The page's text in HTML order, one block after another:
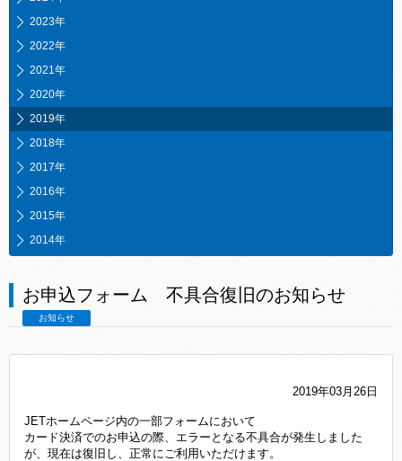
2023年
2022年
2021年
2020年
2019年
2018年
2017年
2016年
2015年
2014年
お申込フォーム 不具合復旧のお知らせ
お知らせ
2019年03月26日
JETホームページ内の一部フォームにおいて
カード決済でのお申込の際、エラーとなる不具合が発生しました
が、現在は復旧し、正常にご利用いただけます。